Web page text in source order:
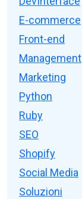
E-commerce
Front-end
Management
Marketing
Python
Ruby
SEO
Shopify
Social Media
Soluzioni